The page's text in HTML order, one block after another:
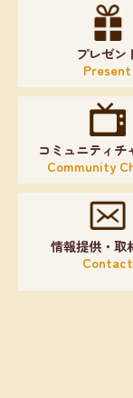
プレゼン
Present
コミュニティチ
Community
情報提供・取
Contact